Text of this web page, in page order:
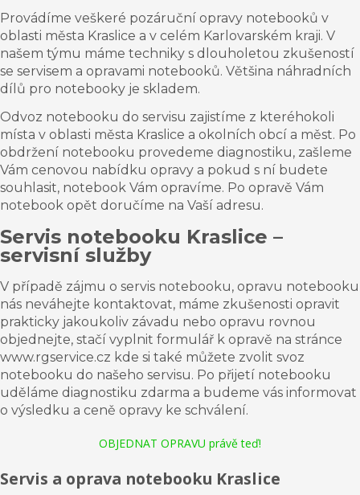
Provádíme veškeré pozáruční opravy notebooků v
oblasti města Kraslice a v celém Karlovarském kraji. V
našem týmu máme techniky s dlouholetou zkušeností
se servisem a opravami notebooků. Většina náhradních
dílů pro notebooky je skladem.
Odvoz notebooku do servisu zajistíme z kteréhokoli
místa v oblasti města Kraslice a okolních obcí a měst. Po
obdržení notebooku provedeme diagnostiku, zašleme
Vám cenovou nabídku opravy a pokud s ní budete
souhlasit, notebook Vám opravíme. Po opravě Vám
notebook opět doručíme na Vaší adresu.
Servis notebooku Kraslice –
servisní služby
V případě zájmu o servis notebooku, opravu notebooku
nás neváhejte kontaktovat, máme zkušenosti opravit
prakticky jakoukoliv závadu nebo opravu rovnou
objednejte, stačí vyplnit formulář k opravě na stránce
www.rgservice.cz kde si také můžete zvolit svoz
notebooku do našeho servisu. Po přijetí notebooku
uděláme diagnostiku zdarma a budeme vás informovat
o výsledku a ceně opravy ke schválení.
OBJEDNAT OPRAVU právě teď!
Servis a oprava notebooku Kraslice